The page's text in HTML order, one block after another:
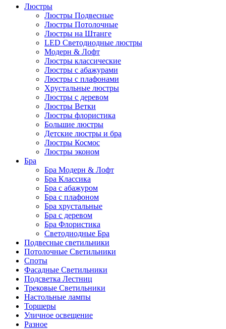
Люстры
Люстры Подвесные
Люстры Потолочные
Люстры на Штанге
LED Светодиодные люстры
Модерн & Лофт
Люстры классические
Люстры с абажурами
Люстры с плафонами
Хрустальные люстры
Люстры с деревом
Люстры Ветки
Люстры флористика
Большие люстры
Детские люстры и бра
Люстры Космос
Люстры эконом
Бра
Бра Модерн & Лофт
Бра Классика
Бра с абажуром
Бра с плафоном
Бра хрустальные
Бра с деревом
Бра Флористика
Светодиодные Бра
Подвесные светильники
Потолочные Светильники
Споты
Фасадные Светильники
Подсветка Лестниц
Трековые Светильники
Настольные лампы
Торшеры
Уличное освещение
Разное